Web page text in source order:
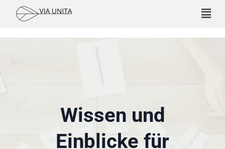
Wissen und
Einblicke für